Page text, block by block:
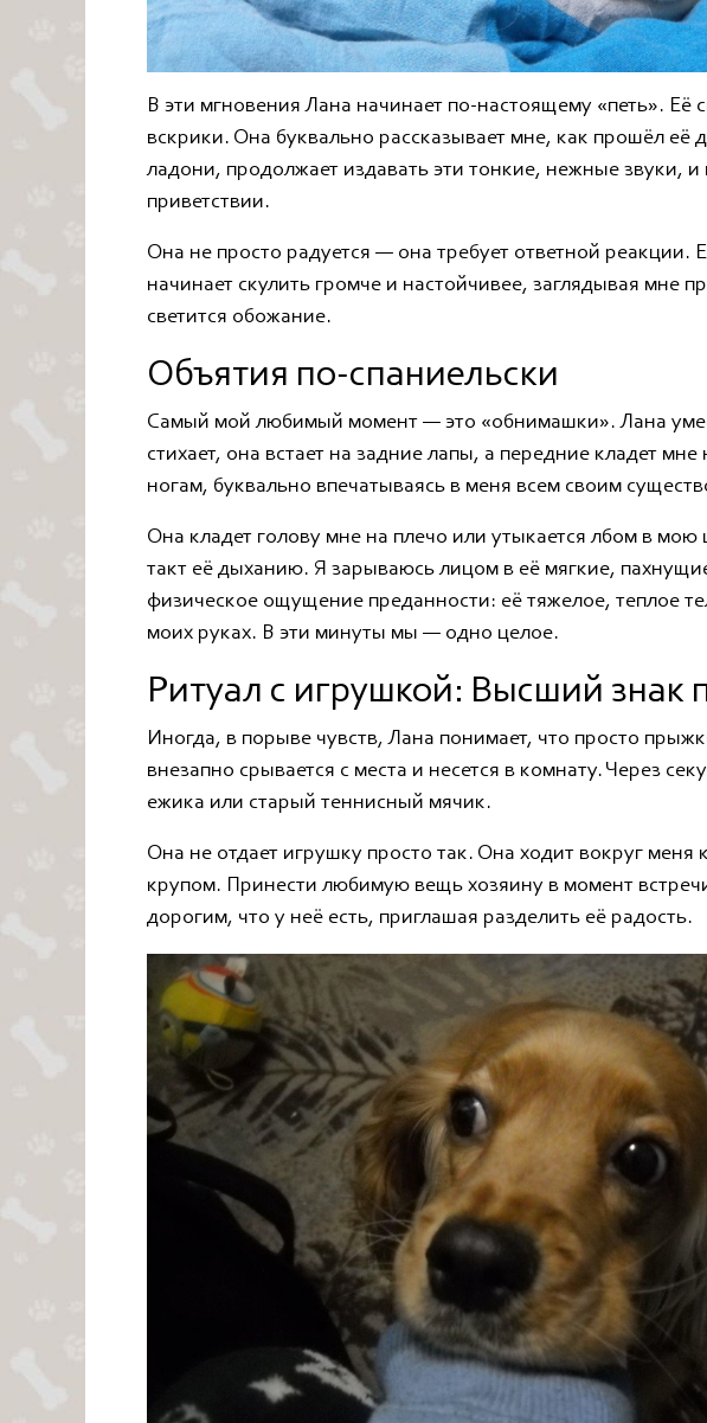
В эти мгновения Лана начинает по-настоящему «петь».
вскрики. Она буквально рассказывает мне, как прошёл её
ладони, продолжает издавать эти тонкие, нежные звуки,
приветствии.
Она не просто радуется — она требует ответной реакции.
начинает скулить громче и настойчивее, заглядывая
светится обожание.
Объятия по-спаниельски
Самый мой любимый момент — это «обнимашки». Лана
стихает, она встает на задние лапы, а передние кладет
ногам, буквально впечатываясь в меня всем своим
Она кладет голову мне на плечо или утыкается лбом в
такт её дыханию. Я зарываюсь лицом в её мягкие,
физическое ощущение преданности: её тяжелое, теплое
моих руках. В эти минуты мы — одно целое.
Ритуал с игрушкой: Высший знак
Иногда, в порыве чувств, Лана понимает, что просто
внезапно срывается с места и несется в комнату. Через
ежика или старый теннисный мячик.
Она не отдает игрушку просто так. Она ходит вокруг
крупом. Принести любимую вещь хозяину в момент
дорогим, что у неё есть, приглашая разделить её радость.